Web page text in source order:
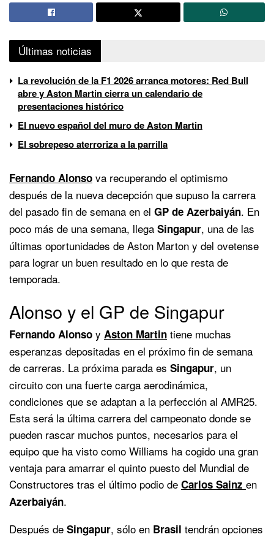
Últimas noticias
La revolución de la F1 2026 arranca motores: Red Bull
abre y Aston Martin cierra un calendario de
presentaciones histórico
El nuevo español del muro de Aston Martin
El sobrepeso aterroriza a la parrilla
Fernando Alonso va recuperando el optimismo
después de la nueva decepción que supuso la carrera
del pasado fin de semana en el GP de Azerbaiyán. En
poco más de una semana, llega Singapur, una de las
últimas oportunidades de Aston Marton y del ovetense
para lograr un buen resultado en lo que resta de
temporada.
Alonso y el GP de Singapur
Fernando Alonso y Aston Martin tiene muchas
esperanzas depositadas en el próximo fin de semana
de carreras. La próxima parada es Singapur, un
circuito con una fuerte carga aerodinámica,
condiciones que se adaptan a la perfección al AMR25.
Esta será la última carrera del campeonato donde se
pueden rascar muchos puntos, necesarios para el
equipo que ha visto como Williams ha cogido una gran
ventaja para amarrar el quinto puesto del Mundial de
Constructores tras el último podio de Carlos Sainz en
Azerbaiyán.
Después de Singapur, sólo en Brasil tendrán opciones